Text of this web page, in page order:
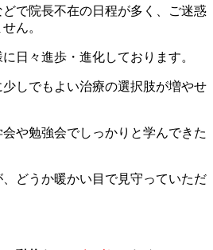
で院長不在の日程が多く、ご迷惑
ん。
日々進歩・進化しております。
しでもよい治療の選択肢が増やせ
や勉強会でしっかりと学んできた
どうか暖かい目で見守っていただ